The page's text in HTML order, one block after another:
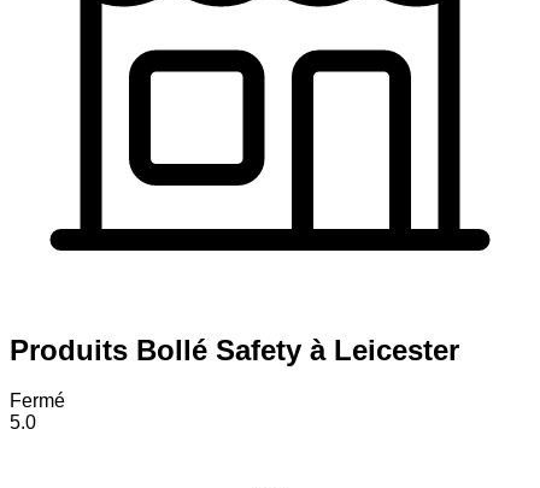
Produits Bollé Safety à Leicester
Fermé
5.0